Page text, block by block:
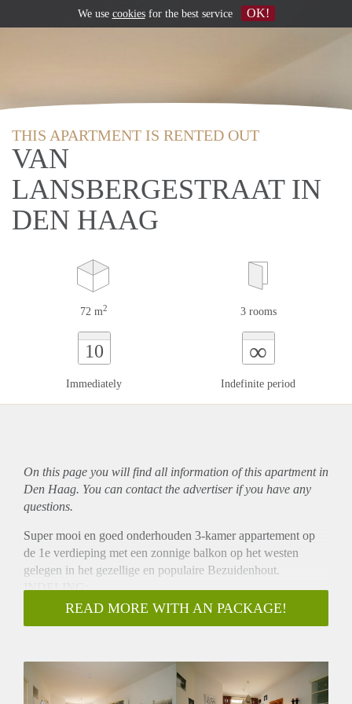
THIS APARTMENT IS RENTED OUT
VAN
LANSBERGESTRAAT IN
DEN HAAG
72 m2 3 rooms
10
Immediately
∞
Indefinite period
On this page you will find all information of this apartmentin
Den Haag. You can contact the advertiser if you have any
questions.
Super mooi en goed onderhouden 3-kamer appartement op
de 1e verdieping met een zonnige balkon op het westen
gelegen in het gezellige en populaire Bezuidenhout.
INDELING:
Entree op de eerste verdieping welke leidt naar een ruime hal
met garderobe, meterkast en toilet. Ruime woon/eetkamer
Gelegen aan de achterzijde is de keuken voorzien van diverse
inbouwapparatuur waaronder een gasfornuis, oven,
READ MORE WITH AN PACKAGE!
We use cookiesfor the best service OK!